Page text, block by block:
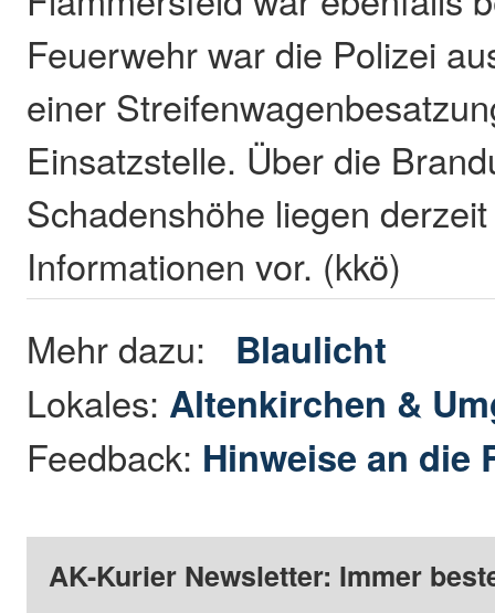
Feuerwehr war die Polizei
einer
Einsatzstelle. Über die
Schadenshöhe liegen
Informationen vor. (kkö)
Mehr dazu: Blaulicht
Lokales: Altenkirchen &
Feedback: Hinweise an die
AK-Kurier Newsletter: Immer